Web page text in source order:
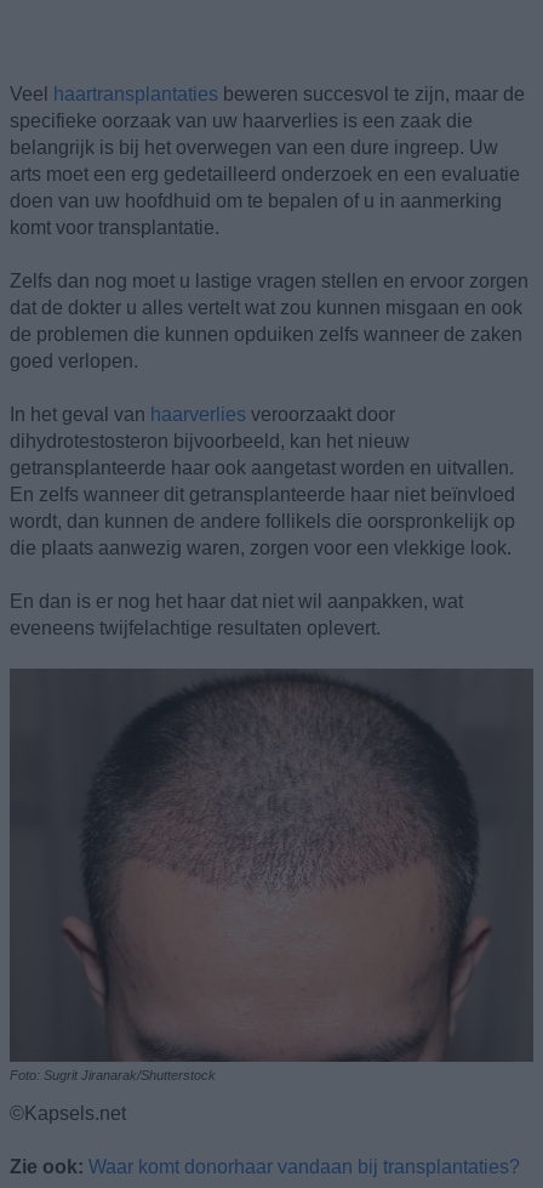
Veel haartransplantaties beweren succesvol te zijn, maar de
specifieke oorzaak van uw haarverlies is een zaak die
belangrijk is bij het overwegen van een dure ingreep. Uw
arts moet een erg gedetailleerd onderzoek en een evaluatie
doen van uw hoofdhuid om te bepalen of u in aanmerking
komt voor transplantatie.
Zelfs dan nog moet u lastige vragen stellen en ervoor zorgen
dat de dokter u alles vertelt wat zou kunnen misgaan en ook
de problemen die kunnen opduiken zelfs wanneer de zaken
goed verlopen.
In het geval van haarverlies veroorzaakt door
dihydrotestosteron bijvoorbeeld, kan het nieuw
getransplanteerde haar ook aangetast worden en uitvallen.
En zelfs wanneer dit getransplanteerde haar niet beïnvloed
wordt, dan kunnen de andere follikels die oorspronkelijk op
die plaats aanwezig waren, zorgen voor een vlekkige look.
En dan is er nog het haar dat niet wil aanpakken, wat
eveneens twijfelachtige resultaten oplevert.
Foto: Sugrit Jiranarak/Shutterstock
©Kapsels.net
Zie ook: Waar komt donorhaar vandaan bij transplantaties?